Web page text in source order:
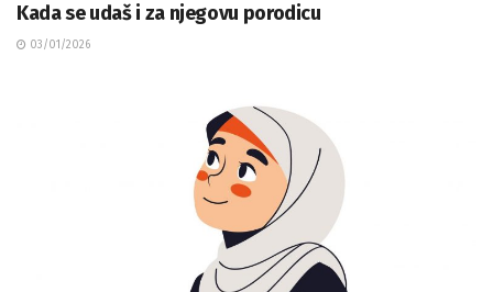
Kada se udaš i za njegovu porodicu
03/01/2026